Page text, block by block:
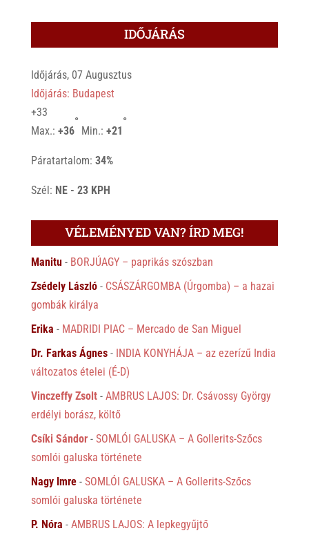
IDŐJÁRÁS
Időjárás, 07 Augusztus
Időjárás: Budapest
+33
Max.: +36
°
Min.: +21
°
Páratartalom: 34%
Szél: NE - 23 KPH
VÉLEMÉNYED VAN? ÍRD MEG!
Manitu- BORJÚAGY – paprikás szószban
Zsédely László- CSÁSZÁRGOMBA (Úrgomba) – a hazai
gombák királya
Erika - MADRIDI PIAC – Mercado de San Miguel
Dr. Farkas Ágnes- INDIA KONYHÁJA – az ezerízű India
változatos ételei (É-D)
Vinczeffy Zsolt- AMBRUS LAJOS: Dr. Csávossy György
erdélyi borász, költő
Csíki Sándor- SOMLÓI GALUSKA – A Gollerits-Szőcs
somlói galuska története
Nagy Imre- SOMLÓI GALUSKA – A Gollerits-Szőcs
somlói galuska története
P. Nóra - AMBRUS LAJOS: A lepkegyűjtő